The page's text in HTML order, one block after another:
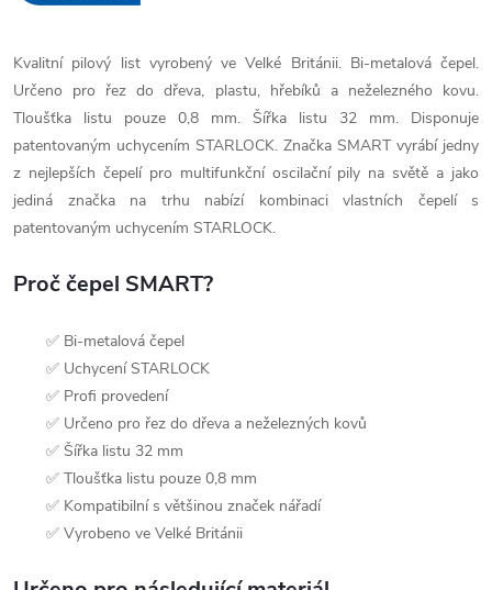
Kvalitní pilový list vyrobený ve Velké Británii. Bi-metalová čepel.
Určeno pro řez do dřeva, plastu, hřebíků a neželezného kovu.
Tloušťka listu pouze 0,8 mm. Šířka listu 32 mm. Disponuje
patentovaným uchycením STARLOCK. Značka SMART vyrábí jedny
z nejlepších čepelí pro multifunkční oscilační pily na světě a jako
jediná značka na trhu nabízí kombinaci vlastních čepelí s
patentovaným uchycením STARLOCK.
Proč čepel SMART?
✅ Bi-metalová čepel
✅ Uchycení STARLOCK
✅ Profi provedení
✅ Určeno pro řez do dřeva a neželezných kovů
✅ Šířka listu 32 mm
✅ Tloušťka listu pouze 0,8 mm
✅ Kompatibilní s většinou značek nářadí
✅ Vyrobeno ve Velké Británii